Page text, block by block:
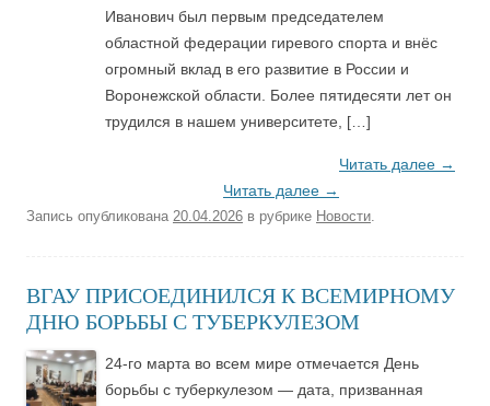
Иванович был первым председателем
областной федерации гиревого спорта и внёс
огромный вклад в его развитие в России и
Воронежской области. Более пятидесяти лет он
трудился в нашем университете, […]
Читать далее →
Читать далее →
Запись опубликована 20.04.2026 в рубрике Новости.
ВГАУ ПРИСОЕДИНИЛСЯ К ВСЕМИРНОМУ
ДНЮ БОРЬБЫ С ТУБЕРКУЛЕЗОМ
24-го марта во всем мире отмечается День
борьбы с туберкулезом — дата, призванная